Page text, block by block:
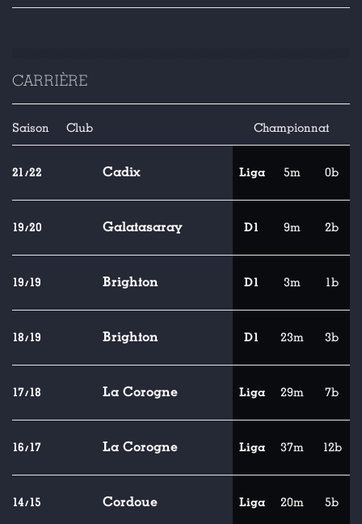
CARRIÈRE
Saison Club Championnat
21/22 Cadix Liga 5m 0b
19/20 Galatasaray D1 9m 2b
19/19 Brighton D1 3m 1b
18/19 Brighton D1 23m 3b
17/18 La Corogne Liga 29m 7b
16/17 La Corogne Liga 37m 12b
14/15 Cordoue Liga 20m 5b